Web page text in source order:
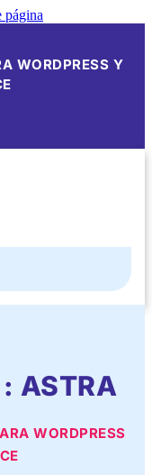
página
WORDPRESS Y
ASTRA
WORDPRESS